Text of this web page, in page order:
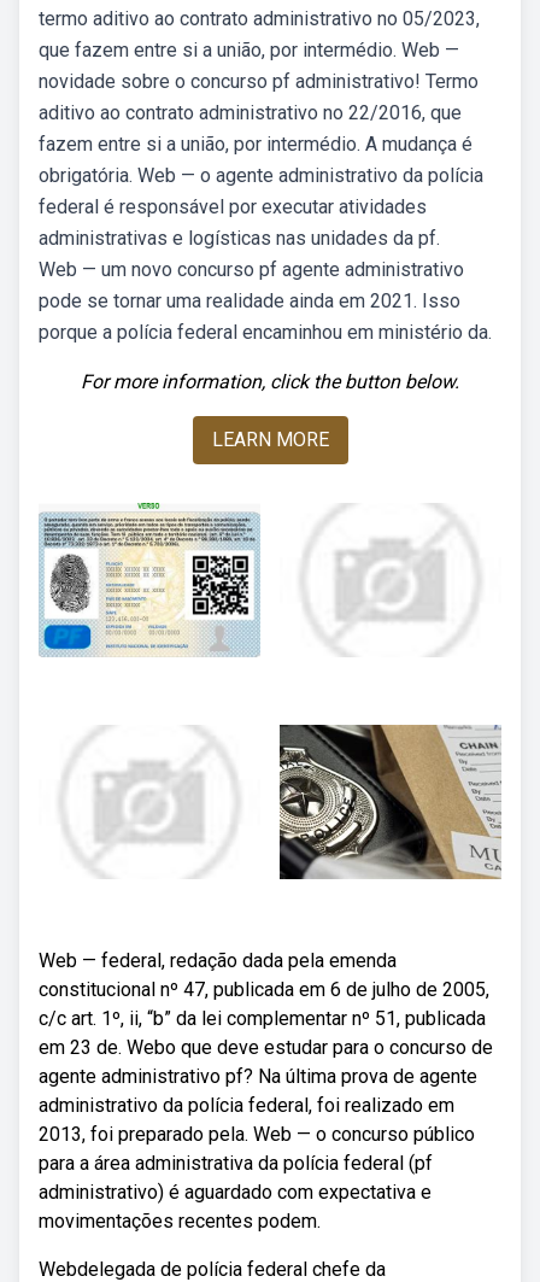
termo aditivo ao contrato administrativo no 05/2023,
que fazem entre si a união, por intermédio. Web —
novidade sobre o concurso pf administrativo! Termo
aditivo ao contrato administrativo no 22/2016, que
fazem entre si a união, por intermédio. A mudança é
obrigatória. Web — o agente administrativo da polícia
federal é responsável por executar atividades
administrativas e logísticas nas unidades da pf.
Web — um novo concurso pf agente administrativo
pode se tornar uma realidade ainda em 2021. Isso
porque a polícia federal encaminhou em ministério da.
For more information, click the button below.
LEARN MORE
Web — federal, redação dada pela emenda
constitucional nº 47, publicada em 6 de julho de 2005,
c/c art. 1º, ii, “b” da lei complementar nº 51, publicada
em 23 de. Webo que deve estudar para o concurso de
agente administrativo pf? Na última prova de agente
administrativo da polícia federal, foi realizado em
2013, foi preparado pela. Web — o concurso público
para a área administrativa da polícia federal (pf
administrativo) é aguardado com expectativa e
movimentações recentes podem.
Webdelegada de polícia federal chefe da